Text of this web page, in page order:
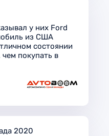
у них Ford
из США
состоянии
покупать в
2020